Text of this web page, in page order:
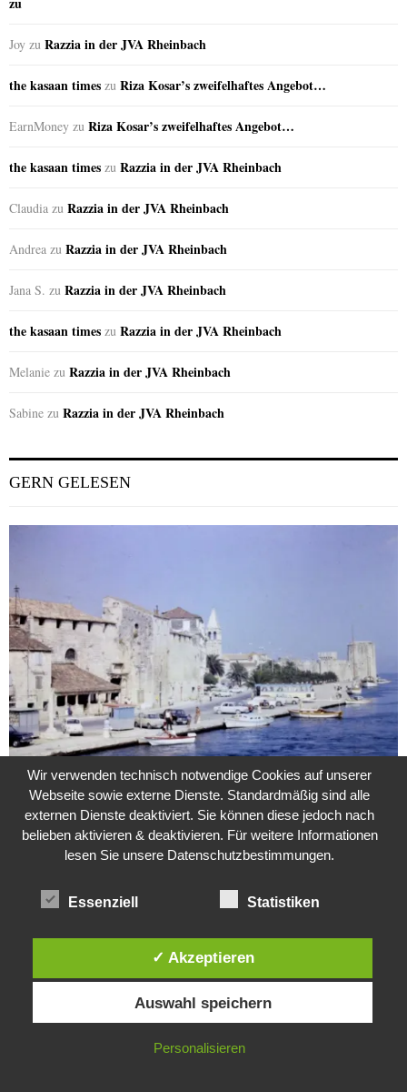
Joy zu Razzia in der JVA Rheinbach
the kasaan times zu Riza Kosar’s zweifelhaftes Angebot…
EarnMoney zu Riza Kosar’s zweifelhaftes Angebot…
the kasaan times zu Razzia in der JVA Rheinbach
Claudia zu Razzia in der JVA Rheinbach
Andrea zu Razzia in der JVA Rheinbach
Jana S. zu Razzia in der JVA Rheinbach
the kasaan times zu Razzia in der JVA Rheinbach
Melanie zu Razzia in der JVA Rheinbach
Sabine zu Razzia in der JVA Rheinbach
GERN GELESEN
Weitere Suche nach der Identität der Isdal-Frau –
Jugoslavijo, dobar dan
24. Juli 2020 0
Das Leben des Lachs
Diese Website verwendet Cookies. Durch die weitere Nutzung dieser
Website stimmst du der Verwendung von Cookies zu.
IN ORDNUNG
Wir verwenden technisch notwendige Cookies auf unserer
Webseite sowie externe Dienste. Standardmäßig sind alle
externen Dienste deaktiviert. Sie können diese jedoch nach
belieben aktivieren & deaktivieren. Für weitere Informationen
lesen Sie unsere Datenschutzbestimmungen.
Essenziell Statistiken
✓ Akzeptieren
Auswahl speichern
Personalisieren